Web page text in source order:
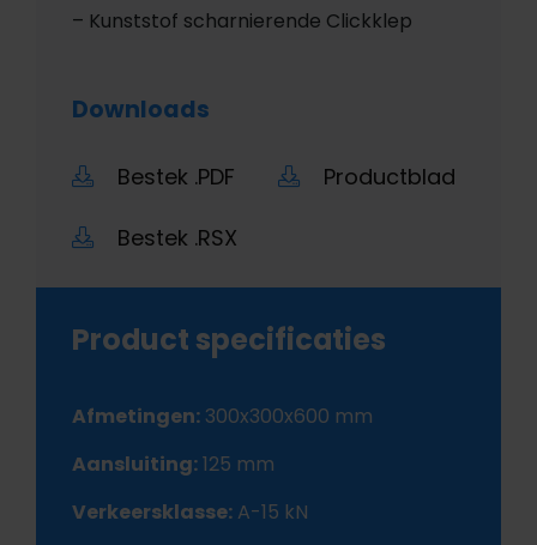
– Kunststof scharnierende Clickklep
Downloads
Bestek .PDF
Bestek .RSX
Productblad
Product specificaties
Afmetingen: 300x300x600 mm
Aansluiting:125 mm
Verkeersklasse: A-15 kN